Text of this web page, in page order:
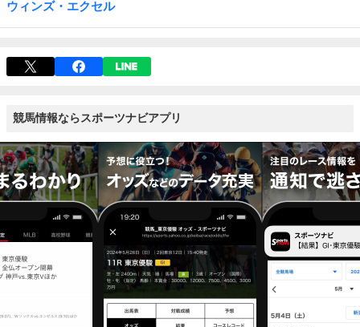
ウィンズ・エクセル
競馬情報ならスポーツナビアプリ